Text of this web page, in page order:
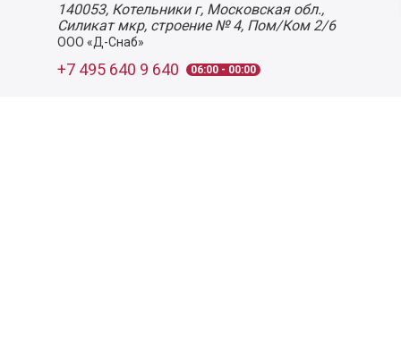
140053, Котельники г, Московская обл.,
Силикат мкр, строение № 4, Пом/Ком 2/6
ООО «Д-Снаб»
+7 495 640 9 640 06:00 - 00:00